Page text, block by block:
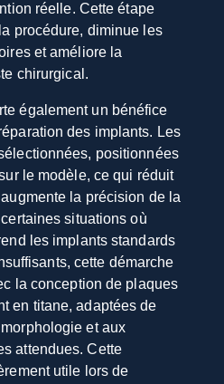
réelle. Cette étape
procédure, diminue les
et améliore la
chirurgical.
également un bénéfice
des implants. Les
positionnées
le modèle, ce qui réduit
la précision de la
situations où
les implants standards
cette démarche
la conception de plaques
en titane, adaptées de
et aux
attendues. Cette
utile lors de